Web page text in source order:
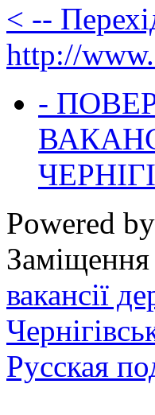
< --
http://
-
Powered by
вакансії
Русская